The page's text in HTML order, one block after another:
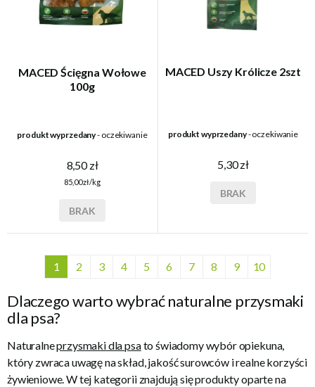
MACED Ścięgna Wołowe
100g
produkt wyprzedany- oczekiwanie
8,50 zł
85,00 zł/kg
BRAK
MACED Uszy Królicze 2szt
produkt wyprzedany- oczekiwanie
5,30 zł
BRAK
1 2 3 4 5 6 7 8 9 10
Dlaczego warto wybrać naturalne przysmaki
dla psa?
Naturalneprzysmaki dla psato świadomy wybór opiekuna,
który zwraca uwagę na skład, jakość surowców i realne korzyści
żywieniowe. W tej kategorii znajdują się produkty oparte na